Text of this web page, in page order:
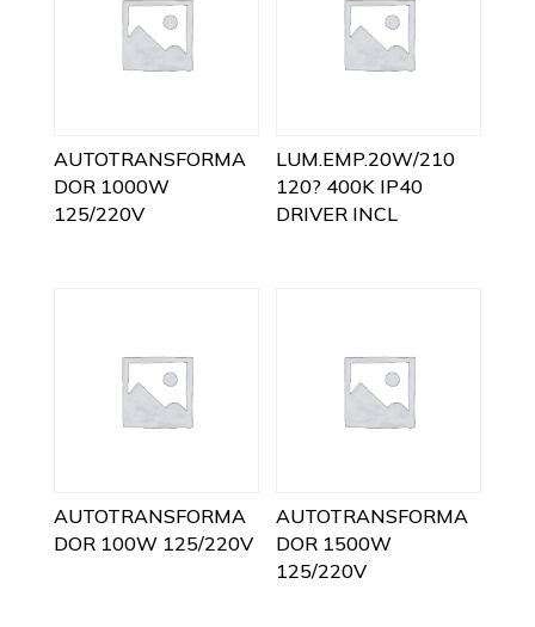
AUTOTRANSFORMA
DOR 1000W
125/220V
LUM.EMP.20W/210
120? 400K IP40
DRIVER INCL
AUTOTRANSFORMA
DOR 100W 125/220V
AUTOTRANSFORMA
DOR 1500W
125/220V